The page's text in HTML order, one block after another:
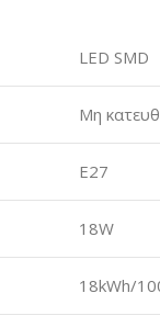
LED SMD
Μη
E27
18W
18kWh/